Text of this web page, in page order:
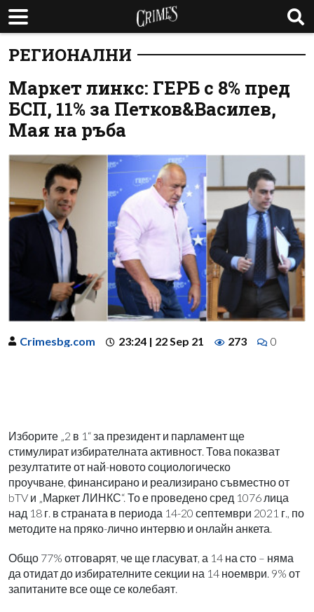
РЕГИОНАЛНИ
Маркет линкс: ГЕРБ с 8% пред
БСП, 11% за Петков&Василев,
Мая на ръба
Crimesbg.com 23:24 | 22 Sep 21 273 0
Изборите „2 в 1“ за президент и парламент ще
стимулират избирателната активност. Това показват
резултатите от най-новото социологическо
проучване, финансирано и реализирано съвместно от
bTV и „Маркет ЛИНКС“. То е проведено сред 1076 лица
над 18 г. в страната в периода 14-20 септември 2021 г., по
методите на пряко-лично интервю и онлайн анкета.
Общо 77% отговарят, че ще гласуват, а 14 на сто – няма
да отидат до избирателните секции на 14 ноември. 9% от
запитаните все още се колебаят.